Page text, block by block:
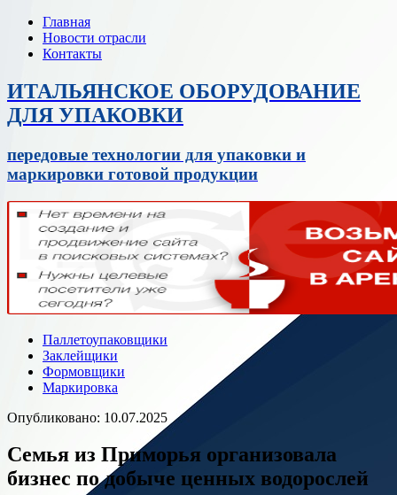
Главная
Новости отрасли
Контакты
ИТАЛЬЯНСКОЕ ОБОРУДОВАНИЕ
ДЛЯ УПАКОВКИ
передовые технологии для упаковки и
маркировки готовой продукции
Паллетоупаковщики
Заклейщики
Формовщики
Маркировка
Опубликовано: 10.07.2025
Семья из Приморья организовала
бизнес по добыче ценных водорослей